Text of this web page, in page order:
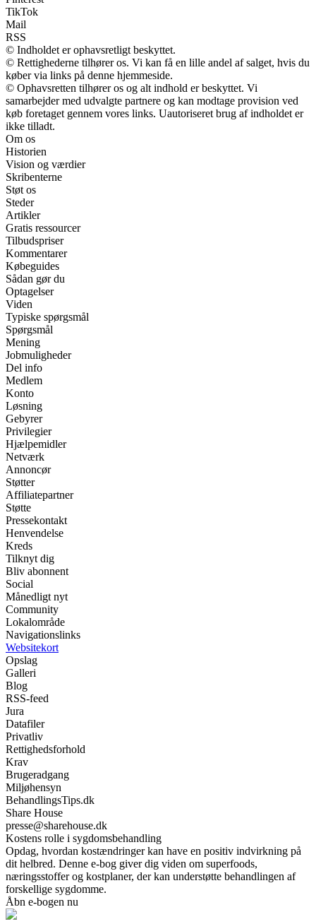
TikTok
Mail
RSS
© Indholdet er ophavsretligt beskyttet.
© Rettighederne tilhører os. Vi kan få en lille andel af salget, hvis du
køber via links på denne hjemmeside.
© Ophavsretten tilhører os og alt indhold er beskyttet. Vi
samarbejder med udvalgte partnere og kan modtage provision ved
køb foretaget gennem vores links. Uautoriseret brug af indholdet er
ikke tilladt.
Om os
Historien
Vision og værdier
Skribenterne
Støt os
Steder
Artikler
Gratis ressourcer
Tilbudspriser
Kommentarer
Købeguides
Sådan gør du
Optagelser
Viden
Typiske spørgsmål
Spørgsmål
Mening
Jobmuligheder
Del info
Medlem
Konto
Løsning
Gebyrer
Privilegier
Hjælpemidler
Netværk
Annoncør
Støtter
Affiliatepartner
Støtte
Pressekontakt
Henvendelse
Kreds
Tilknyt dig
Bliv abonnent
Social
Månedligt nyt
Community
Lokalområde
Navigationslinks
Websitekort
Opslag
Galleri
Blog
RSS-feed
Jura
Datafiler
Privatliv
Rettighedsforhold
Krav
Brugeradgang
Miljøhensyn
BehandlingsTips.dk
Share House
presse@sharehouse.dk
Kostens rolle i sygdomsbehandling
Opdag, hvordan kostændringer kan have en positiv indvirkning på
dit helbred. Denne e-bog giver dig viden om superfoods,
næringsstoffer og kostplaner, der kan understøtte behandlingen af
forskellige sygdomme.
Åbn e-bogen nu